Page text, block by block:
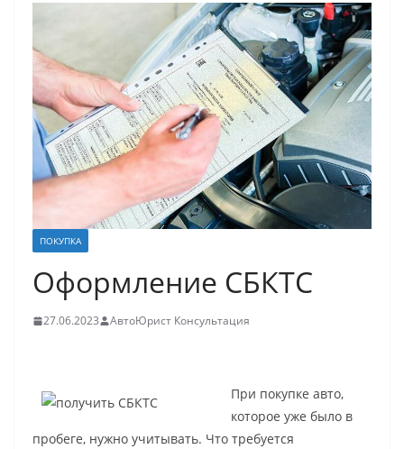
ПОКУПКА
Оформление СБКТС
27.06.2023 АвтоЮрист Консультация
При покупке авто,
которое уже было в
пробеге, нужно учитывать. Что требуется